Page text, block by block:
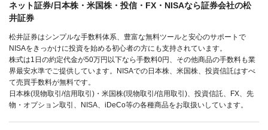
ネット証券/日本株・米国株・投信・FX・NISAなら証券会社の松
井証券
松井証券はシンプルな手数料体系、豊富な無料ツールと安心のサポートで
NISAをきっかけに投資を始める初心者の方にも支持されています。
株式は1日の約定代金が50万円以下なら手数料0円、その他商品の手数料も業
界最安水準でご提供しています。NISAでの日本株、米国株、投資信託はすべ
て売買手数料が無料です。
日本株(現物取引/信用取引)・米国株(現物取引/信用取引)、投資信託、FX、先
物・オプション取引、NISA、iDeCo等の各種商品をお取扱いしています。